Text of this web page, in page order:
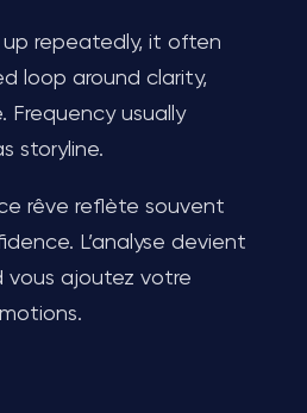
up repeatedly, it often
loop around clarity,
Frequency usually
storyline.
rêve reflète souvent
L’analyse devient
vous ajoutez votre